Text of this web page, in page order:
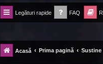
Legături rapide FAQ
Forum
-= Idei pentru viitor =-
Acasă Prima pagină Sustine